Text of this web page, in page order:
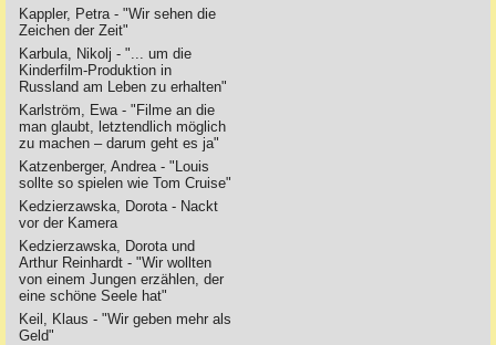
Kappler, Petra - "Wir sehen die
Zeichen der Zeit"
Karbula, Nikolj - "... um die
Kinderfilm-Produktion in
Russland am Leben zu erhalten"
Karlström, Ewa - "Filme an die
man glaubt, letztendlich möglich
zu machen – darum geht es ja"
Katzenberger, Andrea - "Louis
sollte so spielen wie Tom Cruise"
Kedzierzawska, Dorota - Nackt
vor der Kamera
Kedzierzawska, Dorota und
Arthur Reinhardt - "Wir wollten
von einem Jungen erzählen, der
eine schöne Seele hat"
Keil, Klaus - "Wir geben mehr als
Geld"